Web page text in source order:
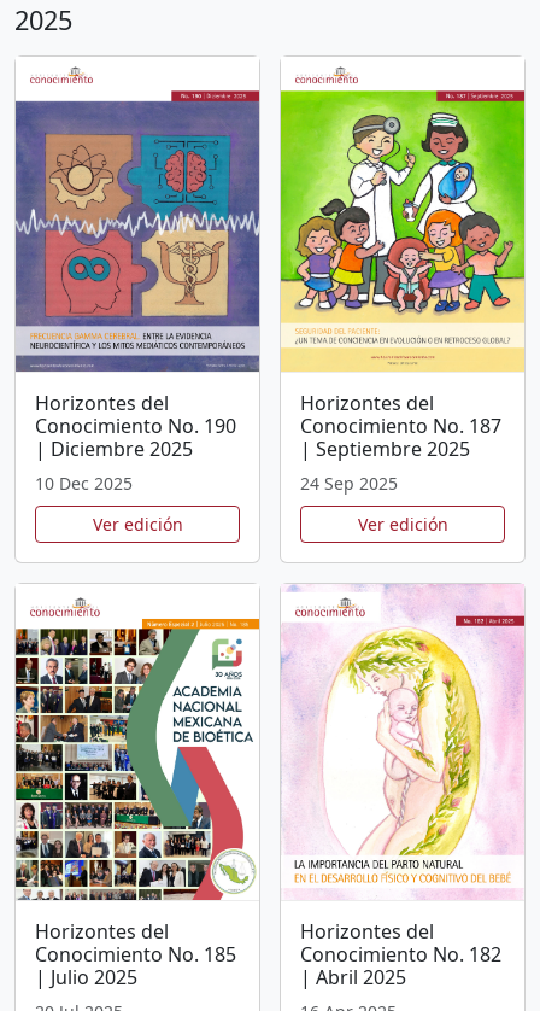
2025
Horizontes del
Conocimiento No. 190
| Diciembre 2025
10 Dec 2025
Ver edición
Horizontes del
Conocimiento No. 187
| Septiembre 2025
24 Sep 2025
Ver edición
Horizontes del
Conocimiento No. 185
| Julio 2025
Horizontes del
Conocimiento No. 182
| Abril 2025